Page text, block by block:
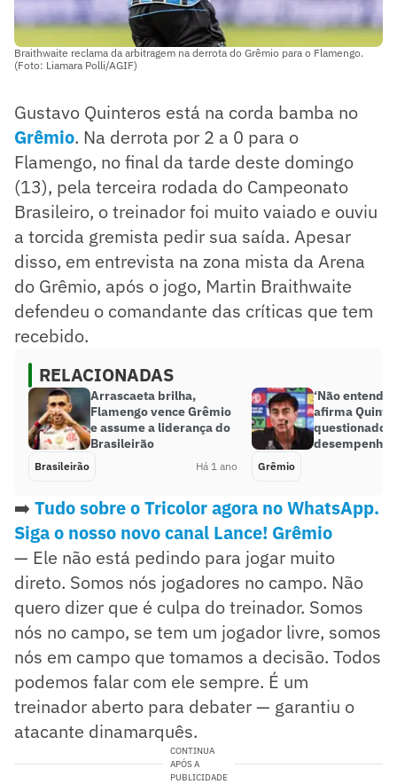
Braithwaite reclama da arbitragem na derrota do Grêmio para o Flamengo.
(Foto: Liamara Polli/AGIF)
Gustavo Quinteros está na corda bamba no
Grêmio. Na derrota por 2 a 0 para o
Flamengo, no final da tarde deste domingo
(13), pela terceira rodada do Campeonato
Brasileiro, o treinador foi muito vaiado e ouviu
a torcida gremista pedir sua saída. Apesar
disso, em entrevista na zona mista da Arena
do Grêmio, após o jogo, Martin Braithwaite
defendeu o comandante das críticas que tem
recebido.
RELACIONADAS
Arrascaeta brilha,
Flamengo vence Grêmio
e assume a liderança do
Brasileirão
Brasileirão Há 1 ano
‘Não entendo
afirma
questionado
desempenho
Grêmio
➡️ Tudo sobre o Tricolor agora no WhatsApp.
Siga o nosso novo canal Lance! Grêmio
— Ele não está pedindo para jogar muito
direto. Somos nós jogadores no campo. Não
quero dizer que é culpa do treinador. Somos
nós no campo, se tem um jogador livre, somos
nós em campo que tomamos a decisão. Todos
podemos falar com ele sempre. É um
treinador aberto para debater — garantiu o
atacante dinamarquês.
CONTINUA
APÓS A
PUBLICIDADE